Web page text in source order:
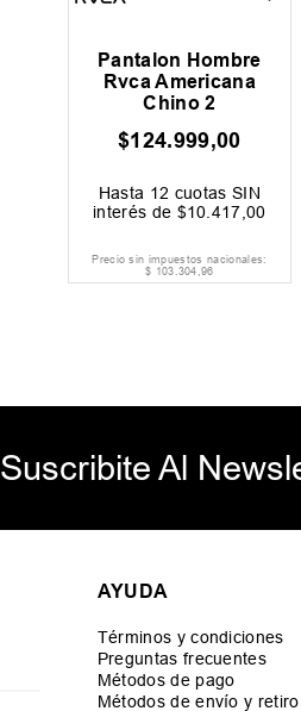
Pantalon Hombre
Rvca Americana
Chino 2
$124.999,00
Hasta 12 cuotas SIN
interés de $10 417 ,00
Precio sin impuestos nacionales:
$ 103.304,96
Suscribite Al
AYUDA
Términos y condiciones
Preguntas frecuentes
Métodos de pago
Métodos de envío y retiro